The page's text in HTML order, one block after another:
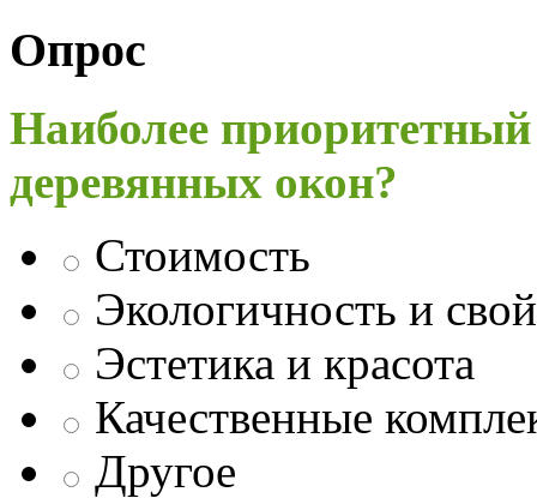
Опрос
Наиболее
деревянных окон?
Стоимость
Экологичность и
Эстетика и красота
Качественные
Другое